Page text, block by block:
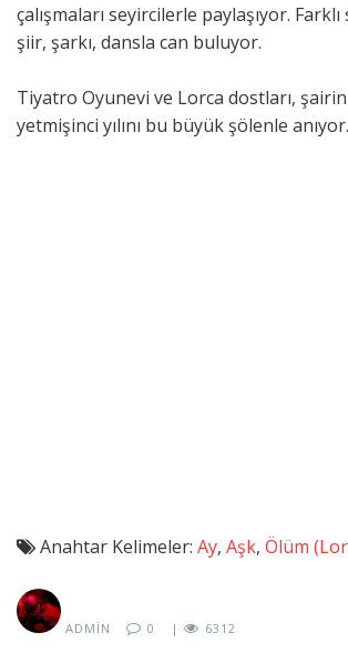
çalışmaları seyircilerle paylaşıyor.
şiir, şarkı, dansla can buluyor.
Tiyatro Oyunevi ve Lorca dostları,
yetmişinci yılını bu büyük şölenle anıyor.
Anahtar Kelimeler: Ay, Aşk, Ölüm
ADMIN 0 | 6312